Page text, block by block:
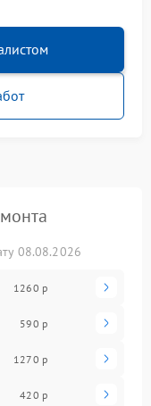
08.08.2026
1260 р
590 р
1270 р
420 р